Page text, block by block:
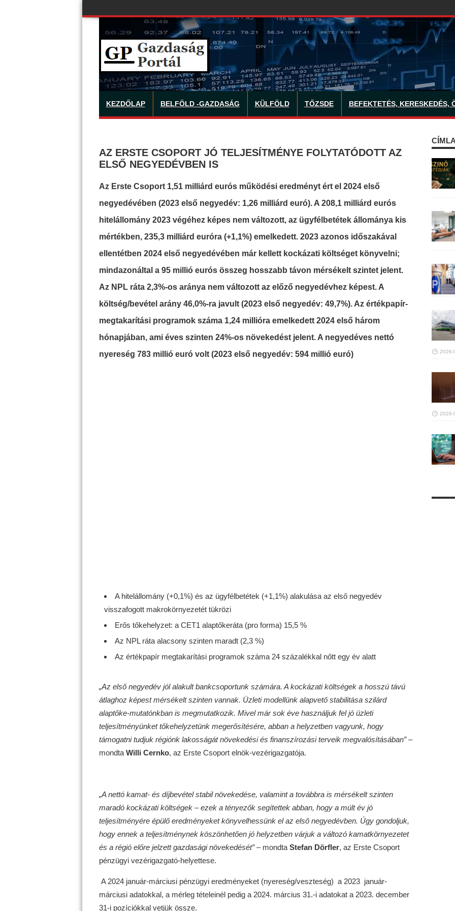
KEZDŐLAP BELFÖLD -GAZDASÁG KÜLFÖLD TŐZSDE BEFEKTETÉS, KERESKEDÉS,
AZ ERSTE CSOPORT JÓ TELJESÍTMÉNYE FOLYTATÓDOTT AZ
ELSŐ NEGYEDÉVBEN IS
Az Erste Csoport 1,51 milliárd eurós működési eredményt ért el 2024 első
negyedévében (2023 első negyedév: 1,26 milliárd euró). A 208,1 milliárd eurós
hitelállomány 2023 végéhez képes nem változott, az ügyfélbetétek állománya kis
mértékben, 235,3 milliárd euróra (+1,1%) emelkedett. 2023 azonos időszakával
ellentétben 2024 első negyedévében már kellett kockázati költséget könyvelni;
mindazonáltal a 95 millió eurós összeg hosszabb távon mérsékelt szintet jelent.
Az NPL ráta 2,3%-os aránya nem változott az előző negyedévhez képest. A
költség/bevétel arány 46,0%-ra javult (2023 első negyedév: 49,7%). Az értékpapír-
megtakarítási programok száma 1,24 millióra emelkedett 2024 első három
hónapjában, ami éves szinten 24%-os növekedést jelent. A negyedéves nettó
nyereség 783 millió euró volt (2023 első negyedév: 594 millió euró)
A hitelállomány (+0,1%) és az ügyfélbetétek (+1,1%) alakulása az első negyedév
visszafogott makrokörnyezetét tükrözi
Erős tőkehelyzet: a CET1 alaptőkeráta (pro forma) 15,5 %
Az NPL ráta alacsony szinten maradt (2,3 %)
Az értékpapír megtakarítási programok száma 24 százalékkal nőtt egy év alatt
„Az első negyedév jól alakult bankcsoportunk számára. A kockázati költségek a hosszú távú
átlaghoz képest mérsékelt szinten vannak. Üzleti modellünk alapvető stabilitása szilárd
alaptőke-mutatónkban is megmutatkozik. Mivel már sok éve használjuk fel jó üzleti
teljesítményünket tőkehelyzetünk megerősítésére, abban a helyzetben vagyunk, hogy
támogatni tudjuk régiónk lakosságát növekedési és finanszírozási terveik megvalósításában”–
mondta Willi Cernko, az Erste Csoport elnök-vezérigazgatója.
„A nettó kamat- és díjbevétel stabil növekedése, valamint a továbbra is mérsékelt szinten
maradó kockázati költségek – ezek a tényezők segítettek abban, hogy a múlt év jó
teljesítményére épülő eredményeket könyvelhessünk el az első negyedévben. Úgy gondoljuk,
hogy ennek a teljesítménynek köszönhetően jó helyzetben várjuk a változó kamatkörnyezetet
és a régió előre jelzett gazdaságinövekedését”– mondta Stefan Dörfler, az Erste Csoport
pénzügyi vezérigazgató-helyettese.
A 2024 január-márciusi pénzügyi eredményeket (nyereség/veszteség) a 2023 január-
márciusi adatokkal, a mérleg tételeinél pedig a 2024. március 31.-i adatokat a 2023. december
31-i pozíciókkal vetjük össze.
2026-
2026-